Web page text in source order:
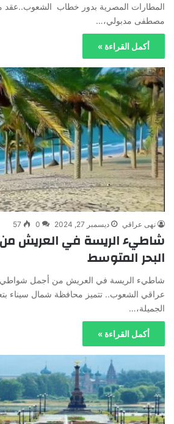
المطارات المصرية بدور خطاب الشعوب..عقد
مصطفى مدبولي،…
أكمل القراءة »
نهى عراقي ديسمبر 27, 2024 0
57
شاطيء الريسة في العريش
البحر المتوسط
شاطيء الريسة في العريش من أجمل شواطيء
عراقي الشعوب.. تتميز محافظة شمال سيناء
الجميلة،…
أكمل القراءة »